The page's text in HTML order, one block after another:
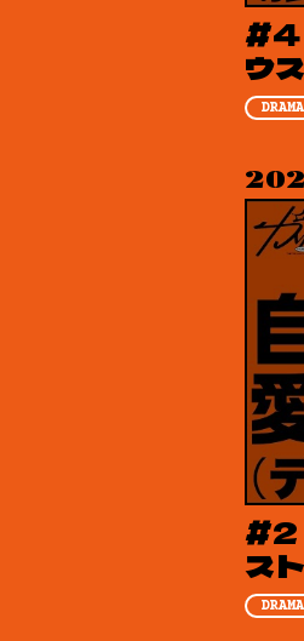
#4
ウ
DRAMA
#2
ス
DRAMA